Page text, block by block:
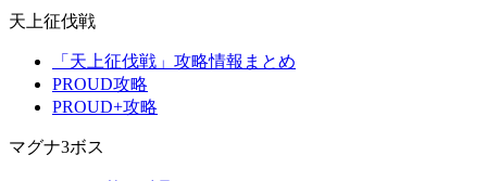
天上征伐戦
「天上征伐戦」攻略情報まとめ
PROUD攻略
PROUD+攻略
マグナ3ボス